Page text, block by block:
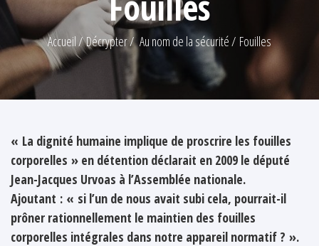
Accueil Décrypter Au nom de la sécurité Fouilles
« La dignité humaine implique de proscrire les fouilles
corporelles » en détention déclarait en 2009 le député
Jean-Jacques Urvoas à l’Assemblée nationale.
Ajoutant : « si l’un de nous avait subi cela, pourrait-il
prôner rationnellement le maintien des fouilles
corporelles intégrales dans notre appareil normatif ? ».